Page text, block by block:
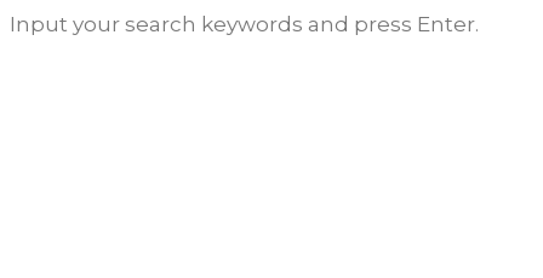
Input your search keywords and press Enter.